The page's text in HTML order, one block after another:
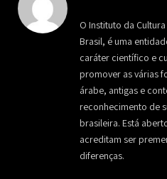
O Instituto da
Brasil, é uma
caráter científico e
promover as várias
árabe, antigas e
reconhecimento de
brasileira. Está
acreditam ser
diferenças.